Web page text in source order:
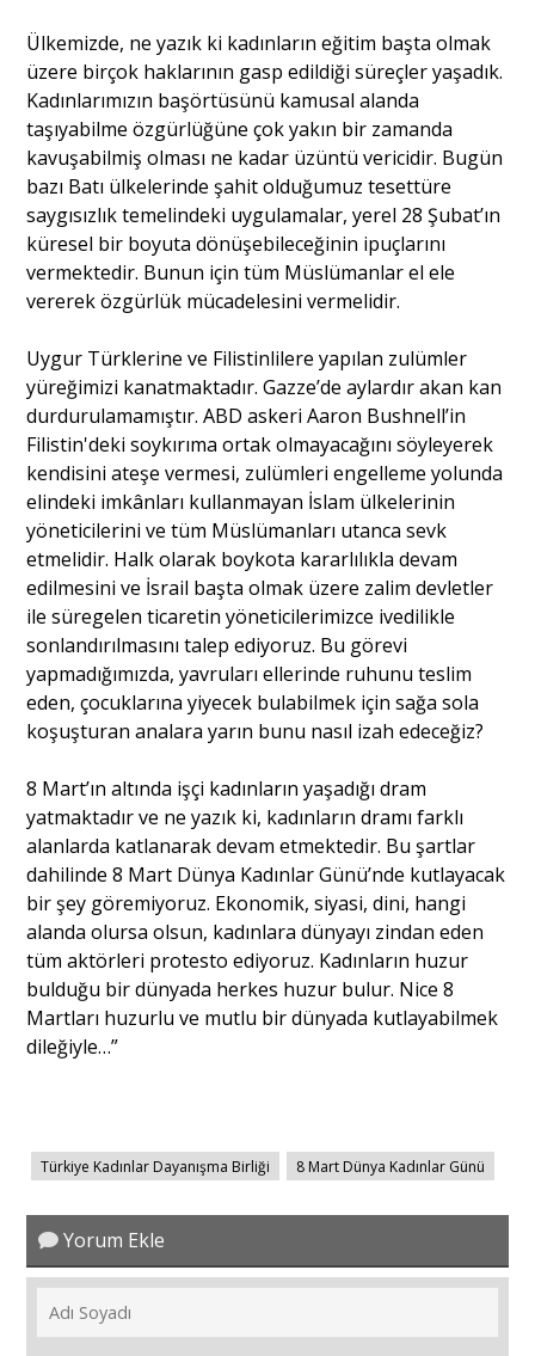
Ülkemizde, ne yazık ki kadınların eğitim başta olmak
üzere birçok haklarının gasp edildiği süreçler yaşadık.
Kadınlarımızın başörtüsünü kamusal alanda
taşıyabilme özgürlüğüne çok yakın bir zamanda
kavuşabilmiş olması ne kadar üzüntü vericidir. Bugün
bazı Batı ülkelerinde şahit olduğumuz tesettüre
saygısızlık temelindeki uygulamalar, yerel 28 Şubat’ın
küresel bir boyuta dönüşebileceğinin ipuçlarını
vermektedir. Bunun için tüm Müslümanlar el ele
vererek özgürlük mücadelesini vermelidir.
Uygur Türklerine ve Filistinlilere yapılan zulümler
yüreğimizi kanatmaktadır. Gazze’de aylardır akan kan
durdurulamamıştır. ABD askeri Aaron Bushnell’in
Filistin'deki soykırıma ortak olmayacağını söyleyerek
kendisini ateşe vermesi, zulümleri engelleme yolunda
elindeki imkânları kullanmayan İslam ülkelerinin
yöneticilerini ve tüm Müslümanları utanca sevk
etmelidir. Halk olarak boykota kararlılıkla devam
edilmesini ve İsrail başta olmak üzere zalim devletler
ile süregelen ticaretin yöneticilerimizce ivedilikle
sonlandırılmasını talep ediyoruz. Bu görevi
yapmadığımızda, yavruları ellerinde ruhunu teslim
eden, çocuklarına yiyecek bulabilmek için sağa sola
koşuşturan analara yarın bunu nasıl izah edeceğiz?
8 Mart’ın altında işçi kadınların yaşadığı dram
yatmaktadır ve ne yazık ki, kadınların dramı farklı
alanlarda katlanarak devam etmektedir. Bu şartlar
dahilinde 8 Mart Dünya Kadınlar Günü’nde kutlayacak
bir şey göremiyoruz. Ekonomik, siyasi, dini, hangi
alanda olursa olsun, kadınlara dünyayı zindan eden
tüm aktörleri protesto ediyoruz. Kadınların huzur
bulduğu bir dünyada herkes huzur bulur. Nice 8
Martları huzurlu ve mutlu bir dünyada kutlayabilmek
dileğiyle…”
Türkiye Kadınlar Dayanışma Birliği 8 Mart Dünya Kadınlar Günü
Yorum Ekle